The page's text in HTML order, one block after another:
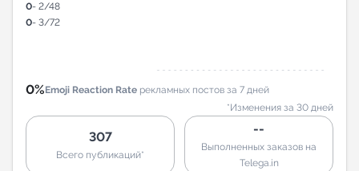
0- 2/48
0- 3/72
0%Emoji Reaction Rate рекламных постов за 7 дней
*Изменения за 30 дней
307
Всего публикаций*
--
Выполненных заказов на
Telega.in